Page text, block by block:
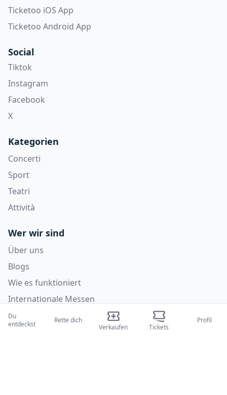
Ticketoo iOS App
Ticketoo Android App
Social
Tiktok
Instagram
Facebook
X
Kategorien
Concerti
Sport
Teatri
Attività
Wer wir sind
Über uns
Blogs
Wie es funktioniert
Internationale Messen
Creator-Programm
Du
entdeckst
Rette dich
Verkaufen
Tickets
Profil